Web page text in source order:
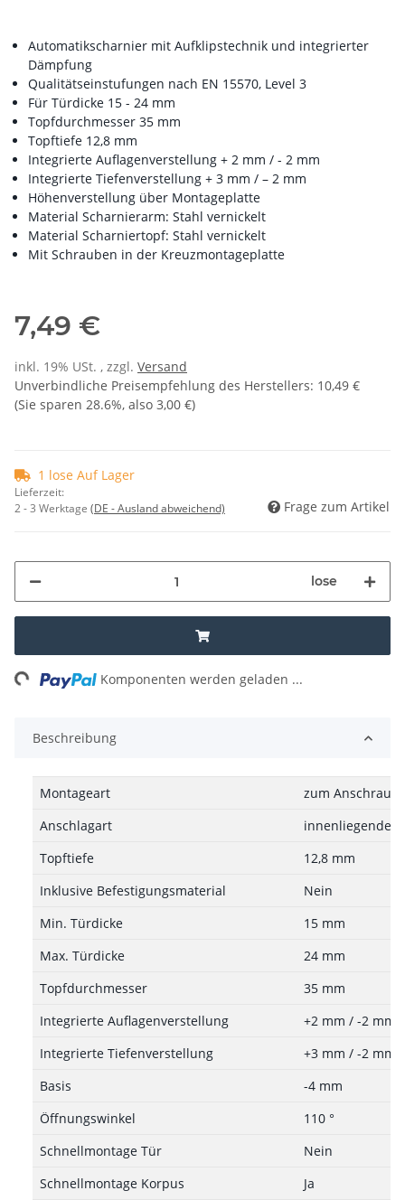
Automatikscharnier mit Aufklipstechnik und integrierter
Dämpfung
Qualitätseinstufungen nach EN 15570, Level 3
Für Türdicke 15 - 24 mm
Topfdurchmesser 35 mm
Topftiefe 12,8 mm
Integrierte Auflagenverstellung + 2 mm / - 2 mm
Integrierte Tiefenverstellung + 3 mm / – 2 mm
Höhenverstellung über Montageplatte
Material Scharnierarm: Stahl vernickelt
Material Scharniertopf: Stahl vernickelt
Mit Schrauben in der Kreuzmontageplatte
7,49 €
inkl. 19% USt. , zzgl. Versand
Unverbindliche Preisempfehlung des Herstellers: 10,49 €
(Sie sparen 28.6%, also 3,00 €)
1 lose Auf Lager
Lieferzeit:
2 - 3 Werktage (DE - Ausland abweichend) Frage zum Artikel
lose
Komponenten werden geladen ...
Beschreibung
Montageart
zum
Anschlagart
innenliegender
Topftiefe
12,8 mm
Inklusive Befestigungsmaterial
Nein
Min. Türdicke
15 mm
Max. Türdicke
24 mm
Topfdurchmesser
35 mm
Integrierte Auflagenverstellung
+2 mm / -2 mm
Integrierte Tiefenverstellung
+3 mm / -2 mm
Basis
-4 mm
Öffnungswinkel
110 °
Schnellmontage Tür
Nein
Schnellmontage Korpus
Ja